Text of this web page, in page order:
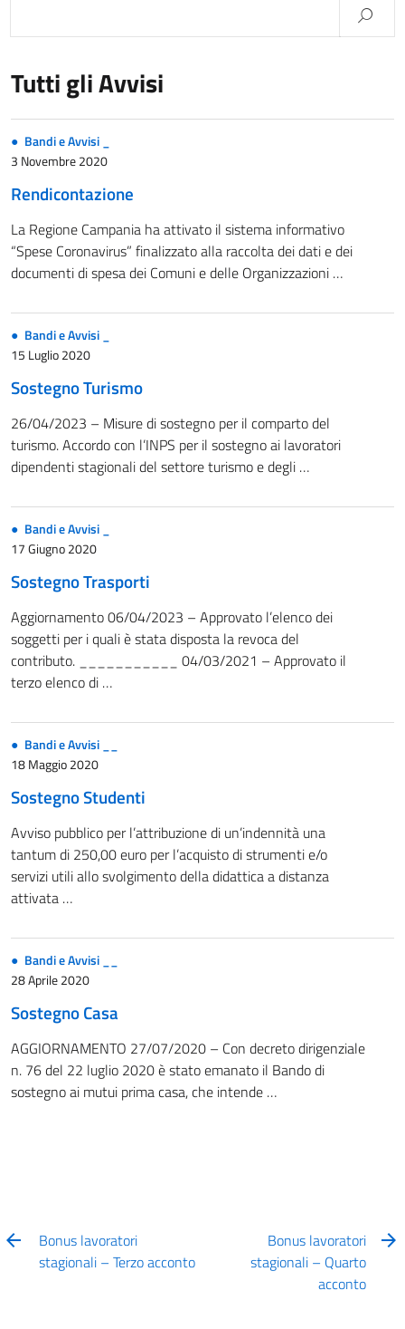
Tutti gli Avvisi
Bandi e Avvisi _
3 Novembre 2020
Rendicontazione
La Regione Campania ha attivato il sistema informativo
“Spese Coronavirus” finalizzato alla raccolta dei dati e dei
documenti di spesa dei Comuni e delle Organizzazioni …
Bandi e Avvisi _
15 Luglio 2020
Sostegno Turismo
26/04/2023 – Misure di sostegno per il comparto del
turismo. Accordo con l’INPS per il sostegno ai lavoratori
dipendenti stagionali del settore turismo e degli …
Bandi e Avvisi _
17 Giugno 2020
Sostegno Trasporti
Aggiornamento 06/04/2023 – Approvato l’elenco dei
soggetti per i quali è stata disposta la revoca del
contributo. ___________ 04/03/2021 – Approvato il
terzo elenco di …
Bandi e Avvisi __
18 Maggio 2020
Sostegno Studenti
Avviso pubblico per l’attribuzione di un’indennità una
tantum di 250,00 euro per l’acquisto di strumenti e/o
servizi utili allo svolgimento della didattica a distanza
attivata …
Bandi e Avvisi __
28 Aprile 2020
Sostegno Casa
AGGIORNAMENTO 27/07/2020 – Con decreto dirigenziale
n. 76 del 22 luglio 2020 è stato emanato il Bando di
sostegno ai mutui prima casa, che intende …
Bonus lavoratori
stagionali – Terzo acconto
Bonus lavoratori
stagionali – Quarto
acconto